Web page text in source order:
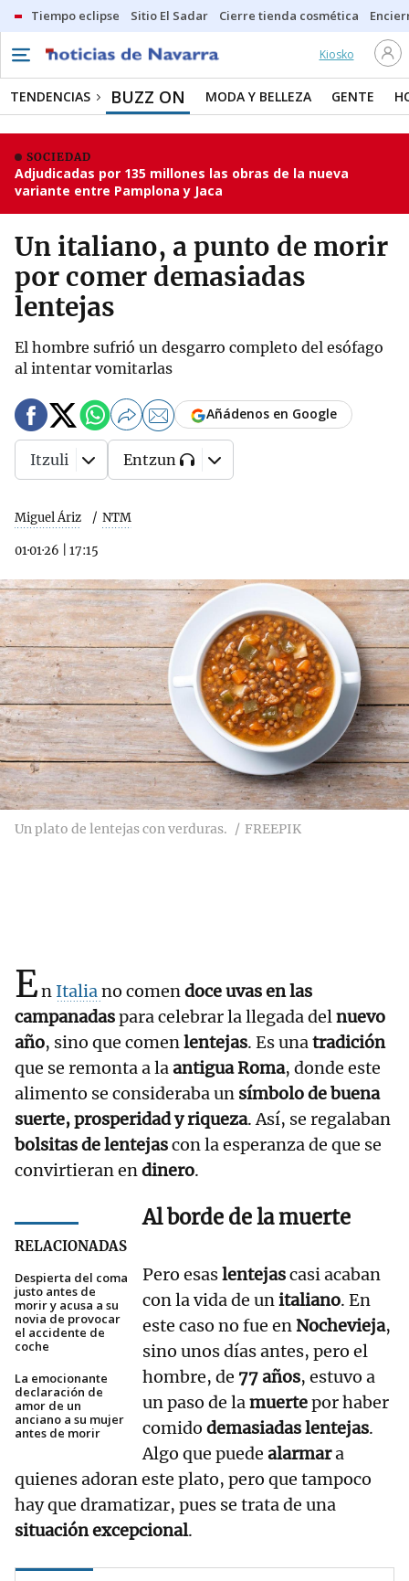
Tiempo eclipse Sitio El Sadar Cierre tienda cosmética
Kiosko
TENDENCIAS BUZZ ON MODA Y BELLEZA GENTE
SOCIEDAD
Adjudicadas por 135 millones las obras de la nueva
variante entre Pamplona y Jaca
Un italiano, a punto de morir
por comer demasiadas
lentejas
El hombre sufrió un desgarro completo del esófago
al intentar vomitarlas
Miguel Áriz NTM
01·01·26 17:15
Añádenos en Google
Itzuli Entzun
Un plato de lentejas con verduras. FREEPIK
En Italiano comendoce uvas en las
campanadaspara celebrar la llegada delnuevo
año, sino que comenlentejas. Es unatradición
que se remonta a laantigua Roma, donde este
alimento se consideraba un símbolo de buena
suerte, prosperidad y riqueza. Así, se regalaban
bolsitas de lentejascon la esperanza de que se
convirtieran endinero.
RELACIONADAS
Despierta del coma
justo antes de
morir y acusa a su
novia de provocar
el accidente de
coche
La emocionante
declaración de
amor de un
anciano a su mujer
antes de morir
Al borde de la muerte
Pero esaslentejascasi acaban
con la vida de unitaliano. En
este caso no fue en Nochevieja,
sino unos días antes, pero el
hombre, de 77 años, estuvo a
un paso de lamuertepor haber
comido demasiadas lentejas.
Algo que puede alarmara
quienes adoran este plato, pero que tampoco
hay que dramatizar, pues se trata de una
situación excepcional.